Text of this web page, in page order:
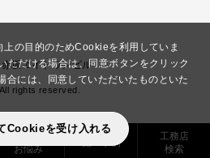
の目的のためCookieを利用していま
ただける場合は、同意ボタンをクリック
合には、同意していただいたものといた
Cookieを受け入れる
お悩み
施工事例
工務店
検索
坂エイトワンビル
rights reserved.